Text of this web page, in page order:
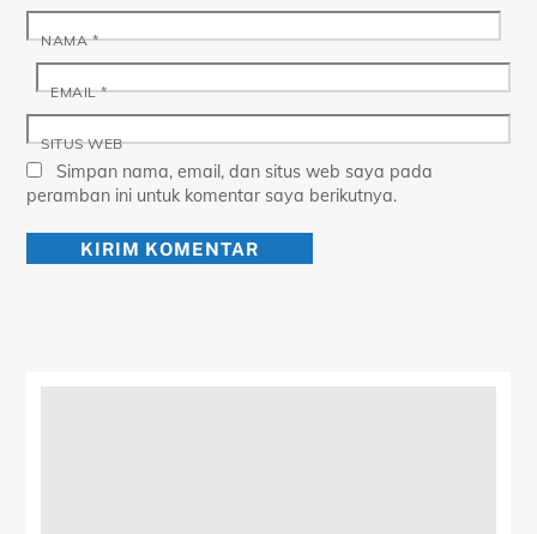
NAMA*
EMAIL*
SITUS WEB
Simpan nama, email, dan situs web saya pada
peramban ini untuk komentar saya berikutnya.